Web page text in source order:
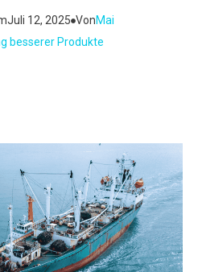
Juli 12, 2025 VonMai
besserer Produkte